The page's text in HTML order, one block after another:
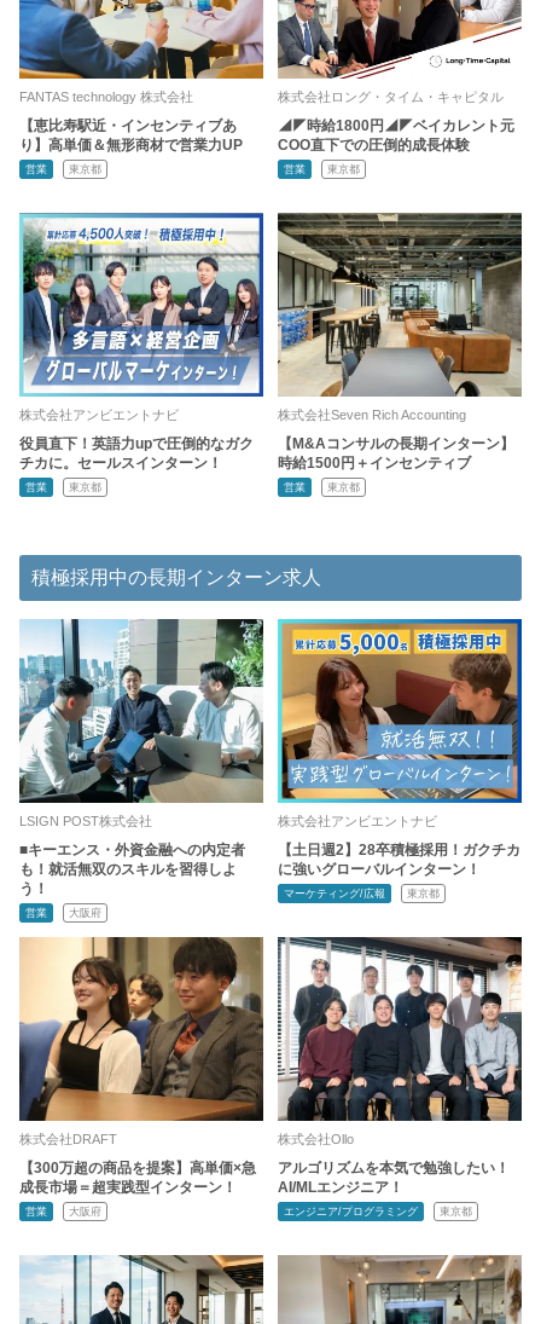
FANTAS technology 株式会社
【恵比寿駅近・インセンティブあ
り】高単価＆無形商材で営業力UP
営業 東京都
株式会社ロング・タイム・キャピタル
◢◤時給1800円◢◤ベイカレント元
COO直下での圧倒的成長体験
営業 東京都
株式会社アンビエントナビ
役員直下！英語力upで圧倒的なガク
チカに。セールスインターン！
営業 東京都
株式会社Seven Rich Accounting
【M&Aコンサルの長期インターン】
時給1500円＋インセンティブ
営業 東京都
積極採用中の長期インターン求人
LSIGN POST株式会社
■キーエンス・外資金融への内定者
も！就活無双のスキルを習得しよ
う！
営業 大阪府
株式会社アンビエントナビ
【土日週2】28卒積極採用！ガクチカ
に強いグローバルインターン！
マーケティング/広報 東京都
株式会社DRAFT
【300万超の商品を提案】高単価×急
成長市場＝超実践型インターン！
営業 大阪府
株式会社Ollo
アルゴリズムを本気で勉強したい！
AI/MLエンジニア！
エンジニア/プログラミング 東京都